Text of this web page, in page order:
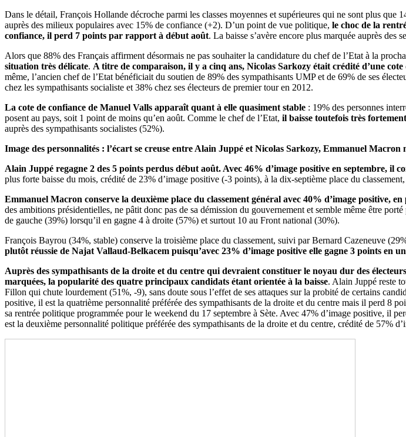
Dans le détail, François Hollande décroche parmi les classes moyennes et supérieures qui ne sont plus
auprès des milieux populaires avec 15% de confiance (+2). D’un point de vue politique, le choc de la
confiance, il perd 7 points par rapport à début août. La baisse s’avère encore plus marquée auprès des
Alors que 88% des Français affirment désormais ne pas souhaiter la candidature du chef de l’Etat à la
situation très délicate. A titre de comparaison, il y a cinq ans, Nicolas Sarkozy était crédité d’une cote
même, l’ancien chef de l’Etat bénéficiait du soutien de 89% des sympathisants UMP et de 69% de ses
chez les sympathisants socialiste et 38% chez ses électeurs de premier tour en 2012.
La cote de confiance de Manuel Valls apparaît quant à elle quasiment stable : 19% des personnes
posent au pays, soit 1 point de moins qu’en août. Comme le chef de l’Etat, il baisse toutefois très
auprès des sympathisants socialistes (52%).
Image des personnalités : l’écart se creuse entre Alain Juppé et Nicolas Sarkozy, Emmanuel Macron
Alain Juppé regagne 2 des 5 points perdus début août. Avec 46% d’image positive en septembre, il
plus forte baisse du mois, crédité de 23% d’image positive (-3 points), à la dix-septième place du
Emmanuel Macron conserve la deuxième place du classement général avec 40% d’image positive,
des ambitions présidentielles, ne pâtit donc pas de sa démission du gouvernement et semble même être
de gauche (39%) lorsqu’il en gagne 4 à droite (57%) et surtout 10 au Front national (30%).
François Bayrou (34%, stable) conserve la troisième place du classement, suivi par Bernard Cazeneuve
plutôt réussie de Najat Vallaud-Belkacem puisqu’avec 23% d’image positive elle gagne 3 points en
Auprès des sympathisants de la droite et du centre qui devraient constituer le noyau dur des
marquées, la popularité des quatre principaux candidats étant orientée à la baisse. Alain Juppé reste
Fillon qui chute lourdement (51%, -9), sans doute sous l’effet de ses attaques sur la probité de certains
positive, il est la quatrième personnalité préférée des sympathisants de la droite et du centre mais il perd
sa rentrée politique programmée pour le weekend du 17 septembre à Sète. Avec 47% d’image positive, il
est la deuxième personnalité politique préférée des sympathisants de la droite et du centre, crédité de 57%